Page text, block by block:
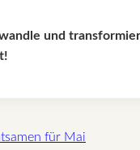
und
für Mai